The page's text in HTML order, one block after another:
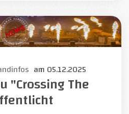
am 05.12.2025
"Crossing The